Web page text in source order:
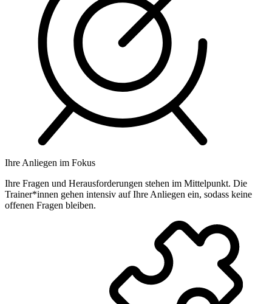
Ihre Anliegen im Fokus
Ihre Fragen und Herausforderungen stehen im Mittelpunkt. Die
Trainer*innen gehen intensiv auf Ihre Anliegen ein, sodass keine
offenen Fragen bleiben.